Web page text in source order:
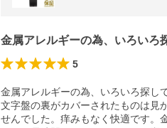
金属アレルギーの為、いろいろ
5
金属アレルギーの為、いろいろ探し
文字盤の裏がカバーされたものは見
せんでした。痒みもなく快適です。